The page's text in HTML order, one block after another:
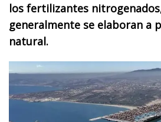
los fertilizantes
generalmente se elaboran a
natural.